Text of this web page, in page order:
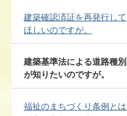
建築確認済証を再発行して
ほしいのですが。
建築基準法による道路種別
が知りたいのですが。
福祉のまちづくり条例とは